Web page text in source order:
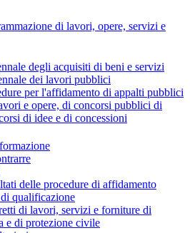
di lavori, opere, servizi e
degli acquisiti di beni e servizi
dei lavori pubblici
per l'affidamento di appalti pubblici
e opere, di concorsi pubblici di
di idee e di concessioni
delle procedure di affidamento
qualificazione
di lavori, servizi e forniture di
e di protezione civile